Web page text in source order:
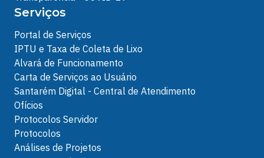
Serviços
Portal de Serviços
IPTU e Taxa de Coleta de Lixo
Alvará de Funcionamento
Carta de Serviços ao Usuário
Santarém Digital - Central de Atendimento
Ofícios
Protocolos Servidor
Protocolos
Análises de Projetos